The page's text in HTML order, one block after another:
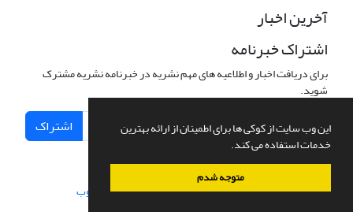
این وب سایت از کوکی ها برای اطمینان از ارائه بهترین
خدمات استفاده می کند.
متوجه شدم
آخرین اخبار
اشتراک خبرنامه
برای دریافت اخبار و اطلاعیه های مهم نشریه در خبرنامه نشریه مشترک
شوید.
اشتراک
سامانه مدیریت نشریات علمی.طراحی و پیاده سازی از سیناوب